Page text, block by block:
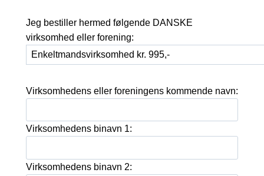
Jeg bestiller hermed følgende DANSKE
virksomhed eller forening:
Virksomhedens eller foreningens kommende navn:
Virksomhedens binavn 1:
Virksomhedens binavn 2: